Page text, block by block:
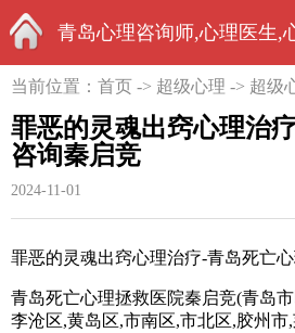
首页
青岛心理咨询师,心理医生,
家-中国心理学家秦启
当前位置： 首页 -> 超级心理 -> 超级
罪恶的灵魂出窍心理治
咨询秦启竞
2024-11-01
罪恶的灵魂出窍心理治疗-青岛死亡
青岛死亡心理拯救医院秦启竞(青岛
李沧区,黄岛区,市南区,市北区,胶州市,